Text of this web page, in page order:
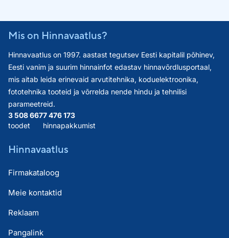
Mis on Hinnavaatlus?
Hinnavaatlus on 1997. aastast tegutsev Eesti kapitalil põhinev,
Eesti vanim ja suurim hinnainfot edastav hinnavõrdlusportaal,
mis aitab leida erinevaid arvutitehnika, koduelektroonika,
fototehnika tooteid ja võrrelda nende hindu ja tehnilisi
parameetreid.
3 508 667
toodet
7 476 173
hinnapakkumist
Hinnavaatlus
Firmakataloog
Meie kontaktid
Reklaam
Pangalink